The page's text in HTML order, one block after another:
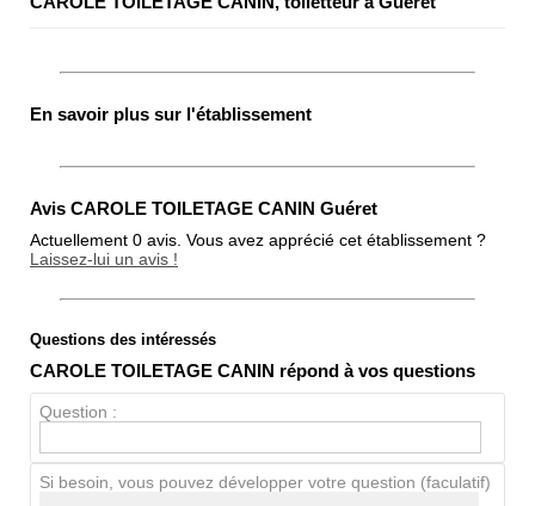
En savoir plus sur l'établissement
Avis CAROLE TOILETAGE CANIN Guéret
Actuellement 0 avis. Vous avez apprécié cet établissement ?
Laissez-lui un avis !
Note globale
Questions des intéressés
CAROLE TOILETAGE CANIN répond à vos questions
Question :
Si besoin, vous pouvez développer votre question (faculatif)